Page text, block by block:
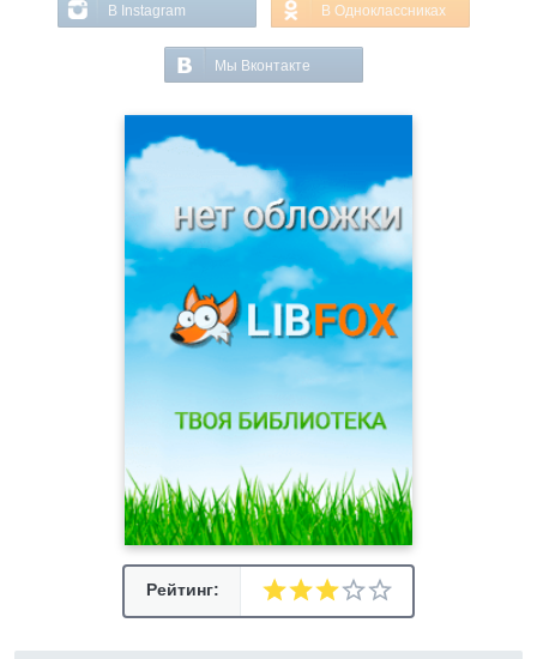
В Instagram В Одноклассниках
Мы Вконтакте
Рейтинг: